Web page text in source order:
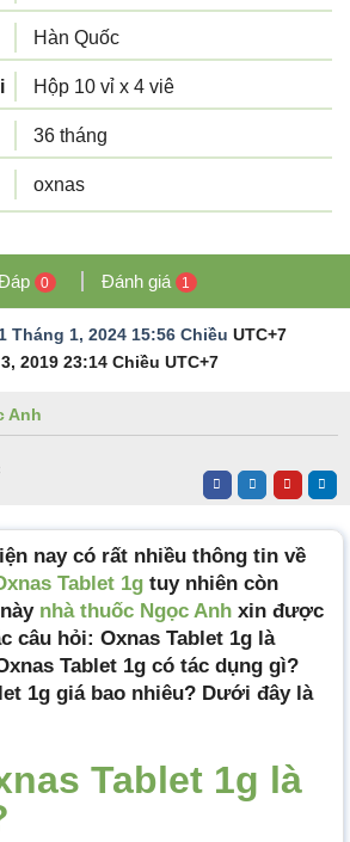
Hàn Quốc
Hộp 10 vỉ x 4 viê
36 tháng
oxnas
0 Đánh giá 1
Tháng 1, 2024 15:56 Chiều UTC+7
2019 23:14 Chiều UTC+7
Anh
nay có rất nhiều thông tin về
Tablet 1g tuy nhiên còn
nhà thuốc Ngọc Anh xin được
câu hỏi: Oxnas Tablet 1g là
Tablet 1g có tác dụng gì?
1g giá bao nhiêu? Dưới đây là
Tablet 1g là